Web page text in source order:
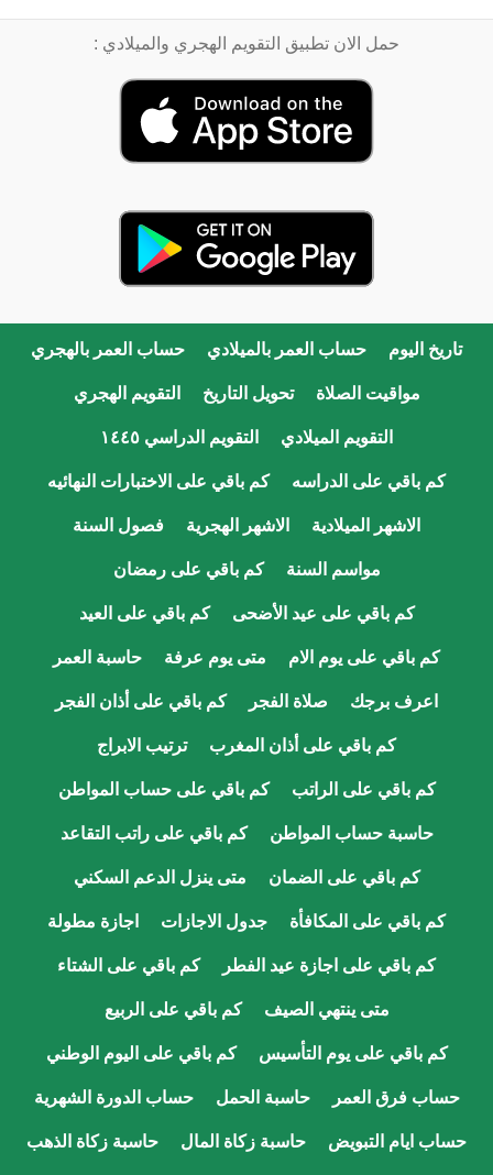
حمل الان تطبيق التقويم الهجري والميلادي :
تاريخ اليوم حساب العمر بالميلادي حساب العمر بالهجري
مواقيت الصلاة تحويل التاريخ التقويم الهجري
التقويم الميلادي التقويم الدراسي ١٤٤٥
كم باقي على الدراسه كم باقي على الاختبارات النهائيه
الاشهر الميلادية الاشهر الهجرية فصول السنة
مواسم السنة كم باقي على رمضان
كم باقي على عيد الأضحى كم باقي على العيد
كم باقي على يوم الام متى يوم عرفة حاسبة العمر
اعرف برجك صلاة الفجر كم باقي على أذان الفجر
كم باقي على أذان المغرب ترتيب الابراج
كم باقي على الراتب كم باقي على حساب المواطن
حاسبة حساب المواطن كم باقي على راتب التقاعد
كم باقي على الضمان متى ينزل الدعم السكني
كم باقي على المكافأة جدول الاجازات اجازة مطولة
كم باقي على اجازة عيد الفطر كم باقي على الشتاء
متى ينتهي الصيف كم باقي على الربيع
كم باقي على يوم التأسيس كم باقي على اليوم الوطني
حساب فرق العمر حاسبة الحمل حساب الدورة الشهرية
حساب ايام التبويض حاسبة زكاة المال حاسبة زكاة الذهب